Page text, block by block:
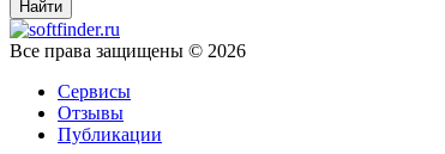
Все права защищены © 2026
Сервисы
Отзывы
Публикации